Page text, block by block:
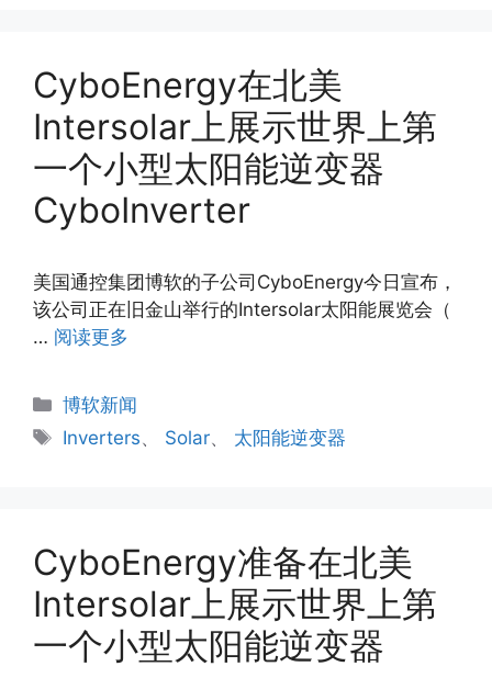
CyboEnergy在北美
Intersolar上展示世界上第
一个小型太阳能逆变器
CyboInverter
美国通控集团博软的子公司CyboEnergy今日宣布，
该公司正在旧金山举行的Intersolar太阳能展览会（
… 阅读更多
分
类
博软新闻
标
Inverters、 Solar、 太阳能逆变器
CyboEnergy准备在北美
Intersolar上展示世界上第
一个小型太阳能逆变器